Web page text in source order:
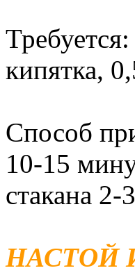
кипятка,
Способ
10-15
стакана 2-
НАСТОЙ